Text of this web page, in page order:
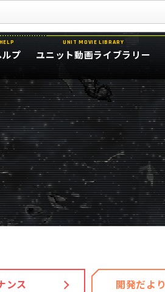
プ
UNIT MOVIE LIBRARY
ユニット動画ライブラリー
ンス 開発だより